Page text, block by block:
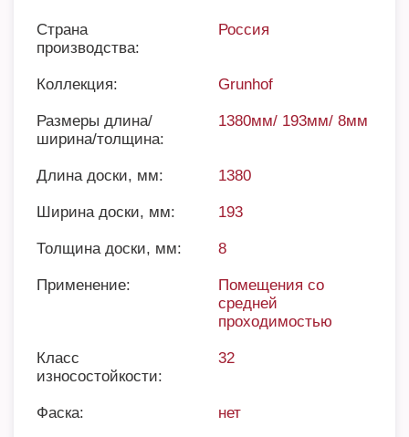
Страна
производства:
Россия
Коллекция: Grunhof
Размеры длина/
ширина/толщина:
1380мм/ 193мм/ 8мм
Длина доски, мм: 1380
Ширина доски, мм: 193
Толщина доски, мм: 8
Применение:
Помещения со
средней
проходимостью
Класс
износостойкости:
32
Фаска: нет